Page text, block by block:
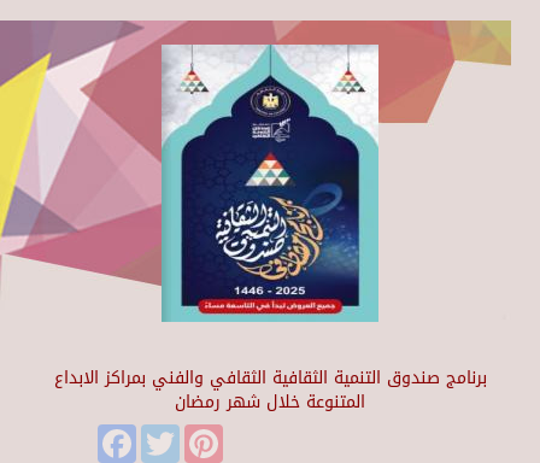
برنامج صندوق التنمية الثقافية الثقافي والفني بمراكز الابداع
المتنوعة خلال شهر رمضان
FacebookTwitter